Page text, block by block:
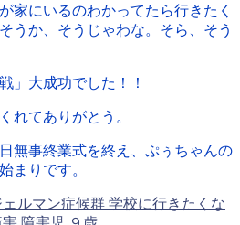
家にいるのわかってたら行きたく
うか、そうじゃわな。そら、そう
」大成功でした！！
れてありがとう。
無事終業式を終え、ぷぅちゃんの
まりです。
ェルマン症候群 学校に行きたくな